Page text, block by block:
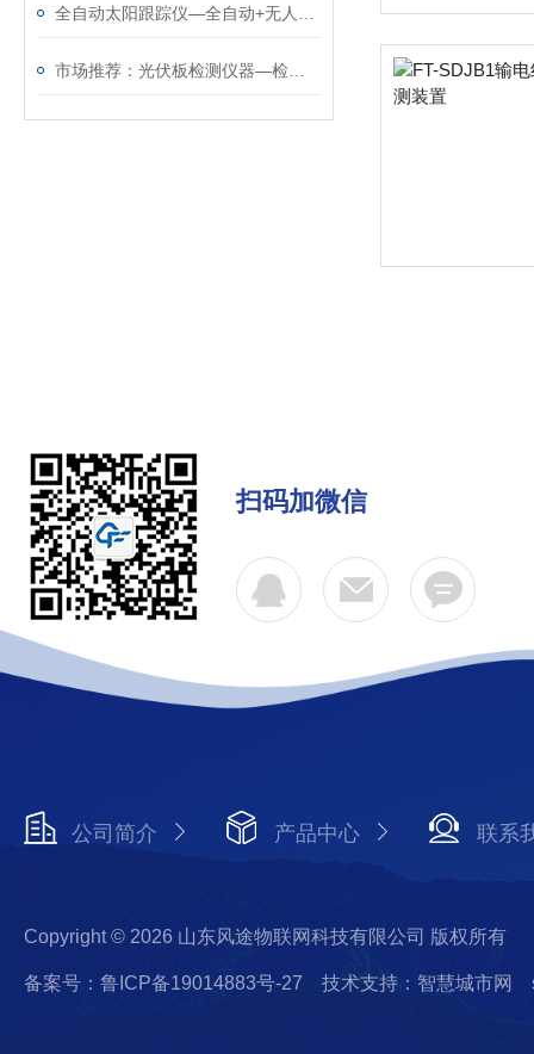
扫码加微信
公司简介 产品中心 联系
Copyright © 2026 山东风途物联网科技有限公司 版权所有
备案号：鲁ICP备19014883号-27 技术支持：智慧城市网